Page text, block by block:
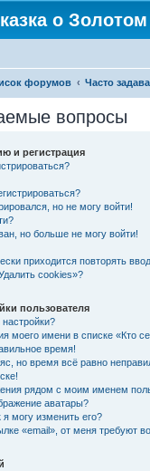
о
форумов Часто
вопросы
и регистрация
но не могу войти!
но больше не могу войти!
приходится повторять
cookies»?
пользователя
моего имени в списке «Кто
время!
но время всё равно
рядом с моим именем
аватары?
я могу изменить его?
«email», от меня требуют